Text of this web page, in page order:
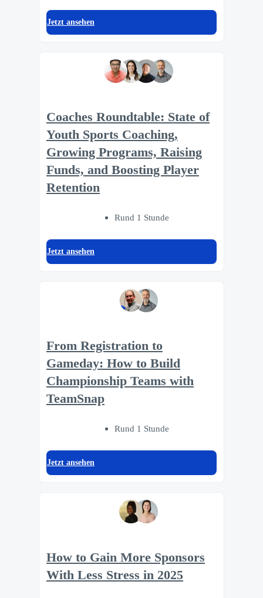
Jetzt ansehen
Coaches Roundtable: State of
Youth Sports Coaching,
Growing Programs, Raising
Funds, and Boosting Player
Retention
Rund 1 Stunde
Jetzt ansehen
From Registration to
Gameday: How to Build
Championship Teams with
TeamSnap
Rund 1 Stunde
Jetzt ansehen
How to Gain More Sponsors
With Less Stress in 2025